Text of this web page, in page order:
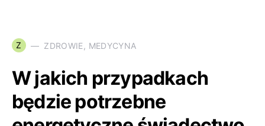
Z ZDROWIE, MEDYCYNA
W jakich przypadkach
będzie potrzebne